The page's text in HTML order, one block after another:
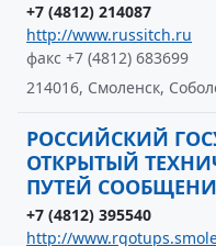
+7 (4812) 214087
http://www.russitch.ru
факс +7 (4812) 683699
214016, Смоленск,
РОССИЙСКИЙ
ОТКРЫТЫЙ
ПУТЕЙ
+7 (4812) 395540
http://